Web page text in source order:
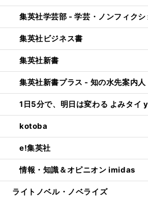
集英社学芸部 - 学芸・ノンフィクシ
集英社ビジネス書
集英社新書
集英社新書プラス - 知の水先案内人
1日5分で、明日は変わる よみタイ
kotoba
e!集英社
情報・知識＆オピニオン imidas
ライトノベル・ノベライズ